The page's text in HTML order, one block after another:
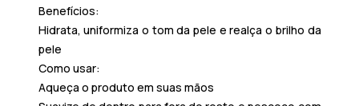
Benefícios:
Hidrata, uniformiza o tom da pele e realça o brilho da
pele
Como usar:
Aqueça o produto em suas mãos